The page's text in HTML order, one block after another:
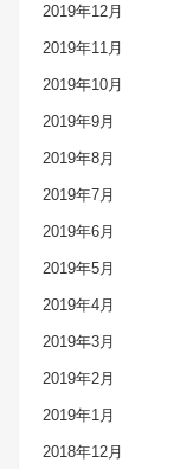
2019年12月
2019年11月
2019年10月
2019年9月
2019年8月
2019年7月
2019年6月
2019年5月
2019年4月
2019年3月
2019年2月
2019年1月
2018年12月